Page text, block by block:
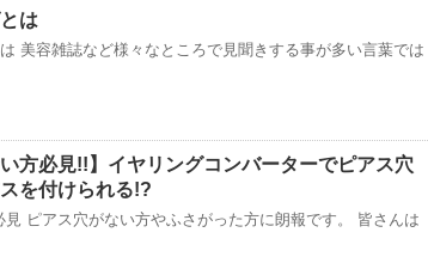
は
美容雑誌など様々なところで見聞きする事が多い言葉では
い方必見!!】イヤリングコンバーターでピアス穴
を付けられる!?
見 ピアス穴がない方やふさがった方に朗報です。 皆さんは